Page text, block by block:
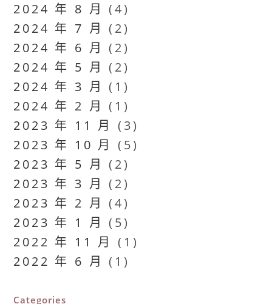
2024 年 8 月 (4)
2024 年 7 月 (2)
2024 年 6 月 (2)
2024 年 5 月 (2)
2024 年 3 月 (1)
2024 年 2 月 (1)
2023 年 11 月 (3)
2023 年 10 月 (5)
2023 年 5 月 (2)
2023 年 3 月 (2)
2023 年 2 月 (4)
2023 年 1 月 (5)
2022 年 11 月 (1)
2022 年 6 月 (1)
Categories